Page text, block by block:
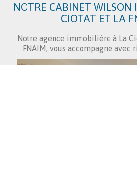
NOTRE CABINET WILSON
CIOTAT ET LA
Notre agence immobilière à La
FNAIM, vous accompagne avec